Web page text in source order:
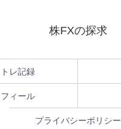
株FXの探求
レ記録
ィール
プライバシーポリシー